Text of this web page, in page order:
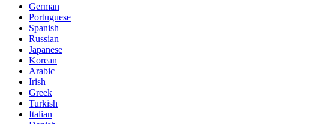
German
Portuguese
Spanish
Russian
Japanese
Korean
Arabic
Irish
Greek
Turkish
Italian